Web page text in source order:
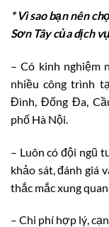
* Vì sao bạn nên
Sơn Tây của dịch
– Có kinh nghiệm
nhiều công trình
Đình, Đống Đa,
phố Hà Nội.
– Luôn có đội ngũ
khảo sát, đánh giá
thắc mắc xung
– Chi phí hợp lý,